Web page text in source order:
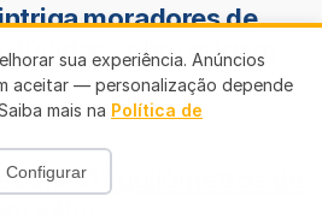
moradores de
dúvidas sobre origem
811 quilômetros de
sua experiência. Anúncios
aceitar — personalização depende
mais na Política de
Configurar